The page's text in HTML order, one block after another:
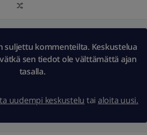
suljettu kommenteilta. Keskustelua
sen tiedot ole välttämättä ajan
tasalla.
uudempi keskustelu tai aloita uusi.